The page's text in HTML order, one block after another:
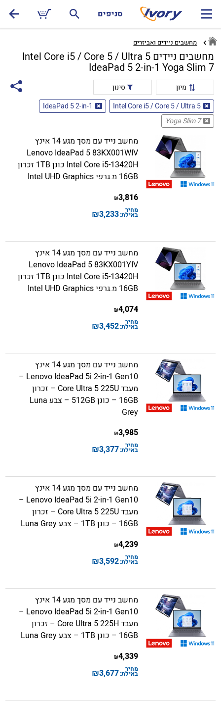
סניפים
מחשבים ניידים ואביזרים
מחשבים ניידים Intel Core i5 / Core 5 / Ultra 5
IdeaPad 5 2-in-1 Yoga Slim 7
מיון
סינון
Intel Core i5 / Core 5 / Ultra 5
IdeaPad 5 2-in-1
Yoga Slim 7
מחשב נייד עם מסך מגע 14 אינץ
Lenovo IdeaPad 5 83KX001WIV
Intel Core i5-13420H כונן 1TB זכרון
16GB מ.גרפי Intel UHD Graphics
3,816
₪
מחיר
באילת:3,233
₪
מחשב נייד עם מסך מגע 14 אינץ
Lenovo IdeaPad 5 83KX001YIV
Intel Core i5-13420H כונן 1TB זכרון
16GB מ.גרפי Intel UHD Graphics
4,074
₪
מחיר
באילת:3,452
₪
מחשב נייד עם מסך מגע 14 אינץ
Lenovo IdeaPad 5i 2-in-1 Gen10 –
מעבד Core Ultra 5 225U – זכרון
16GB – כונן 512GB – צבע Luna
Grey
3,985
₪
מחיר
באילת:3,377
₪
מחשב נייד עם מסך מגע 14 אינץ
Lenovo IdeaPad 5i 2-in-1 Gen10 –
מעבד Core Ultra 5 225U – זכרון
16GB – כונן 1TB – צבע Luna Grey
4,239
₪
מחיר
באילת:3,592
₪
מחשב נייד עם מסך מגע 14 אינץ
Lenovo IdeaPad 5i 2-in-1 Gen10 –
מעבד Core Ultra 5 225H – זכרון
16GB – כונן 1TB – צבע Luna Grey
4,339
₪
מחיר
באילת:3,677
₪